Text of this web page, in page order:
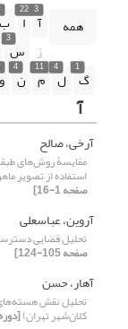
همه
3
آ
22
ا ب
ژ
3
س
1
گ
4
ل
11
م
4
ن و
آ
آرخی، صالح
مقایسۀ روش‌‌های
استفاده از تصویر
صفحه 1-16]
آروین، عباسعلی
تحلیل فضایی
صفحه 105-124]
آهار، حسن
تحلیل نقش
کلان‌شهر تهران)[دوره 9، شماره 33، 1398،